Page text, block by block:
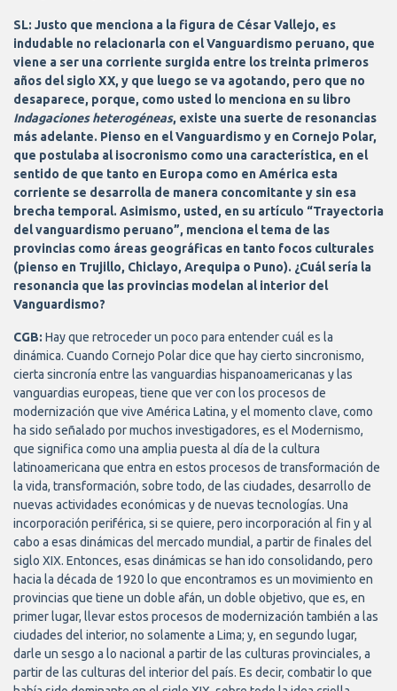
SL: Justo que menciona a la figura de César Vallejo, es
indudable no relacionarla con el Vanguardismo peruano, que
viene a ser una corriente surgida entre los treinta primeros
años del siglo XX, y que luego se va agotando, pero que no
desaparece, porque, como usted lo menciona en su libro
Indagaciones heterogéneas, existe una suerte de resonancias
más adelante. Pienso en el Vanguardismo y en Cornejo Polar,
que postulaba al isocronismo como una característica, en el
sentido de que tanto en Europa como en América esta
corriente se desarrolla de manera concomitante y sin esa
brecha temporal. Asimismo, usted, en su artículo “Trayectoria
del vanguardismo peruano”, menciona el tema de las
provincias como áreas geográficas en tanto focos culturales
(pienso en Trujillo, Chiclayo, Arequipa o Puno). ¿Cuál sería la
resonancia que las provincias modelan al interior del
Vanguardismo?
CGB: Hay que retroceder un poco para entender cuál es la
dinámica. Cuando Cornejo Polar dice que hay cierto sincronismo,
cierta sincronía entre las vanguardias hispanoamericanas y las
vanguardias europeas, tiene que ver con los procesos de
modernización que vive América Latina, y el momento clave, como
ha sido señalado por muchos investigadores, es el Modernismo,
que significa como una amplia puesta al día de la cultura
latinoamericana que entra en estos procesos de transformación de
la vida, transformación, sobre todo, de las ciudades, desarrollo de
nuevas actividades económicas y de nuevas tecnologías. Una
incorporación periférica, si se quiere, pero incorporación al fin y al
cabo a esas dinámicas del mercado mundial, a partir de finales del
siglo XIX. Entonces, esas dinámicas se han ido consolidando, pero
hacia la década de 1920 lo que encontramos es un movimiento en
provincias que tiene un doble afán, un doble objetivo, que es, en
primer lugar, llevar estos procesos de modernización también a las
ciudades del interior, no solamente a Lima; y, en segundo lugar,
darle un sesgo a lo nacional a partir de las culturas provinciales, a
partir de las culturas del interior del país. Es decir, combatir lo que